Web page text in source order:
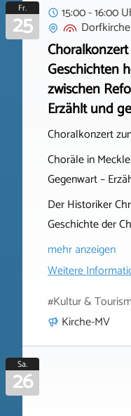
Fr.
25
15:00 - 16:00
Dorfkirche
Geschichten
zwischen
Erzählt und
Choralkonzert
Choräle in
Gegenwart –
Der Historiker
Geschichte der
mehr anzeigen
Weitere
#Kultur &
Kirche-MV
Sa.
26